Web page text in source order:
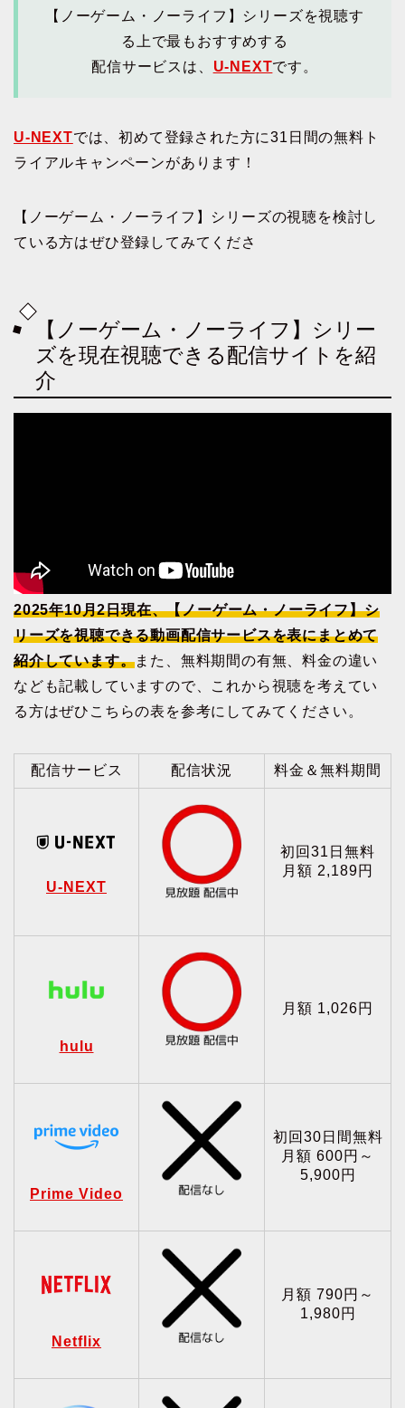
【ノーゲーム・ノーライフ】シリーズを視聴す
る上で最もおすすめする
配信サービスは、 U-NEXTです。
U-NEXTでは、初めて登録された方に31日間の無料ト
ライアルキャンペーンがあります！
【ノーゲーム・ノーライフ】シリーズの視聴を検討し
ている方はぜひ登録してみてくださ
【ノーゲーム・ノーライフ】シリー
ズを現在視聴できる配信サイトを紹
介
2025年10月2日現在、【ノーゲーム・ノーライフ】シ
リーズを視聴できる動画配信サービスを表にまとめて
紹介しています。また、無料期間の有無、料金の違い
なども記載していますので、これから視聴を考えてい
る方はぜひこちらの表を参考にしてみてください。
配信サービス 配信状況 料金＆無料期間
U-NEXT
初回31日無料
月額 2,189円
hulu
月額 1,026円
Prime Video
初回30日間無料
月額 600円～
5,900円
Netflix
月額 790円～
1,980円